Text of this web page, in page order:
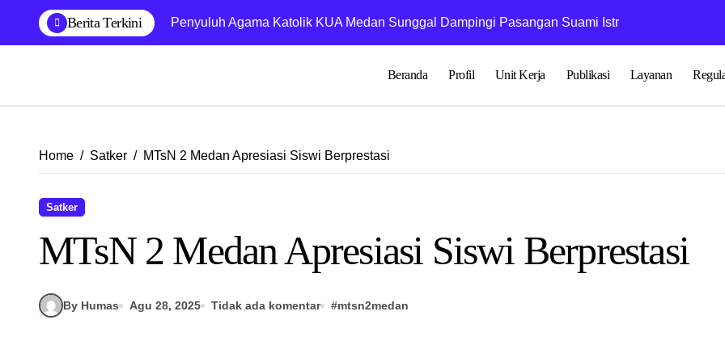
content
Berita Terkini Penyuluh Agama Katolik KUA Medan Sunggal Dampingi Pasangan Suami Istri dalam Praktik
Penyuluh KUA
Beranda Profil Unit Kerja Publikasi Layanan
Home Satker MTsN 2 Medan Apresiasi Siswi Berprestasi
Satker
MTsN 2 Medan Apresiasi Siswi Berprestasi
By Humas Agu 28, 2025 Tidak ada komentar #mtsn2medan